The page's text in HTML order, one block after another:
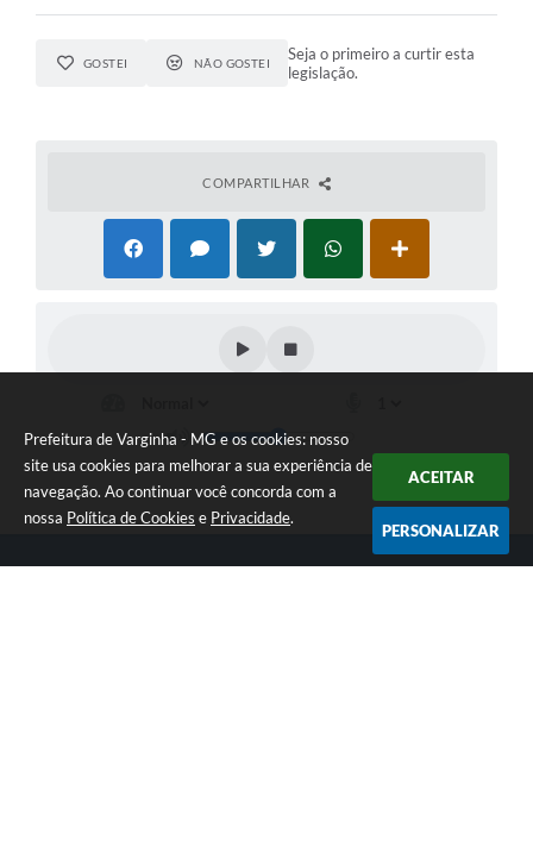
Prefeitura de Varginha - MG e os cookies: nosso
site usa cookies para melhorar a sua experiência de
navegação. Ao continuar você concorda com a
nossa Política de Cookies e Privacidade.
ACEITAR
PERSONALIZAR
GOSTEI NÃO GOSTEI
Seja o primeiro a curtir esta
legislação.
COMPARTILHAR